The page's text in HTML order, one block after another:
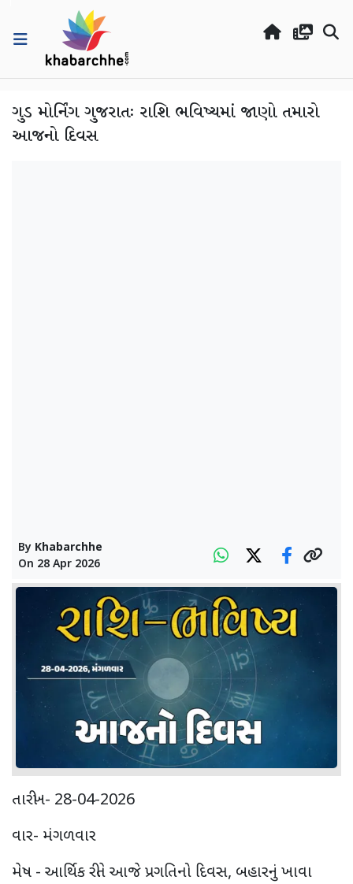
ગુડ મોર્નિંગ ગુજરાતઃ રાશિ ભવિષ્યમાં જાણો તમારો
આજનો દિવસ
By Khabarchhe
On 28 Apr 2026
તારીખ- 28-04-2026
વાર- મંગળવાર
મેષ - આર્થિક રીતે આજે પ્રગતિનો દિવસ, બહારનું ખાવા